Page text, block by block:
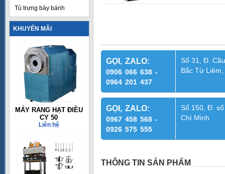
Tủ trưng bày bánh
KHUYẾN MÃI
MÁY RANG HẠT ĐIỀU
CY 50
Liên hệ
GỌI, ZALO:
0906 066 638 -
0964 201 437
Số 31, Đ.
Bắc Từ
GỌI, ZALO:
0967 458 568 -
0926 575 555
Số 150, Đ.
Chí Minh
THÔNG TIN SẢN PHẨM